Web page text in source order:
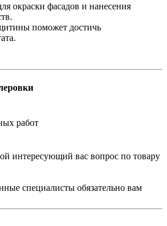
окраски фасадов и нанесения
поможет достичь
работ
интересующий вас вопрос по товару
специалисты обязательно вам